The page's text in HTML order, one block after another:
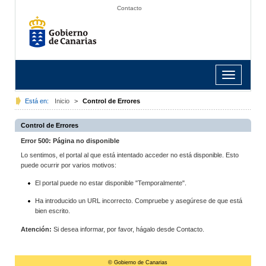
Contacto
Toggle
navigation
Está en: Inicio > Control de Errores
Control de Errores
Error 500: Página no disponible
Lo sentimos, el portal al que está intentado acceder no está disponible. Esto
puede ocurrir por varios motivos:
El portal puede no estar disponible "Temporalmente".
Ha introducido un URL incorrecto. Compruebe y asegúrese de que está
bien escrito.
Atención: Si desea informar, por favor, hágalo desde Contacto.
© Gobierno de Canarias